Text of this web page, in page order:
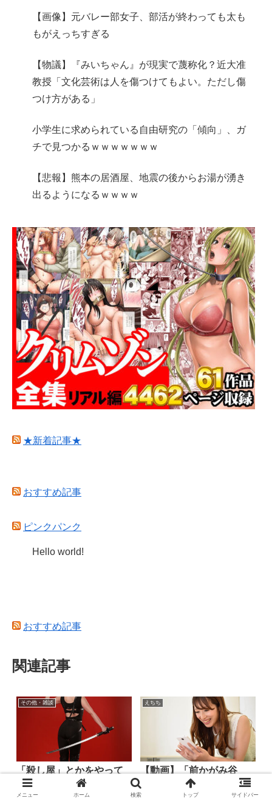
【画像】元バレー部女子、部活が終わっても太も
もがえっちすぎる
【物議】『みいちゃん』が現実で蔑称化？近大准
教授「文化芸術は人を傷つけてもよい。ただし傷
つけ方がある」
小学生に求められている自由研究の「傾向」、ガ
チで見つかるｗｗｗｗｗｗｗ
【悲報】熊本の居酒屋、地震の後からお湯が湧き
出るようになるｗｗｗｗ
★新着記事★
おすすめ記事
ピンクパンク
Hello world!
おすすめ記事
関連記事
その他・雑談
「殺し屋」とかをやって
る主人公って最後どうな
るのが好きや？
えちち
【動画】「前かがみ谷
間」こそがラッキースケ
ベの最高峰だよな！
メニュー ホーム 検索 トップ サイドバー